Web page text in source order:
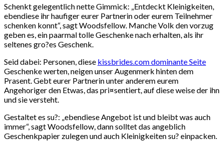
Schenkt gelegentlich nette Gimmick: „Entdeckt Kleinigkeiten,
ebendiese ihr haufiger eurer Partnerin oder eurem Teilnehmer
schenken konnt“, sagt Woodsfellow. Manche Volk den vorzug
geben es, ein paarmal tolle Geschenke nach erhalten, als ihr
seltenes gro?es Geschenk.
Seid dabei: Personen, diese kissbrides.com dominante Seite
Geschenke werten, neigen unser Augenmerk hinten dem
Prasent. Gebt eurer Partnerin unter anderem eurem
Angehoriger den Etwas, das pri¤sentiert, auf diese weise der ihn
und sie versteht.
Gestaltet es su?: „ebendiese Angebot ist und bleibt was auch
immer“, sagt Woodsfellow, dann solltet das angeblich
Geschenkpapier zulegen und auch Kleinigkeiten su? einpacken.